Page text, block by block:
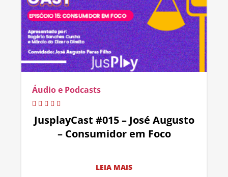
Áudio e Podcasts
JusplayCast #015 – José Augusto
– Consumidor em Foco
LEIA MAIS